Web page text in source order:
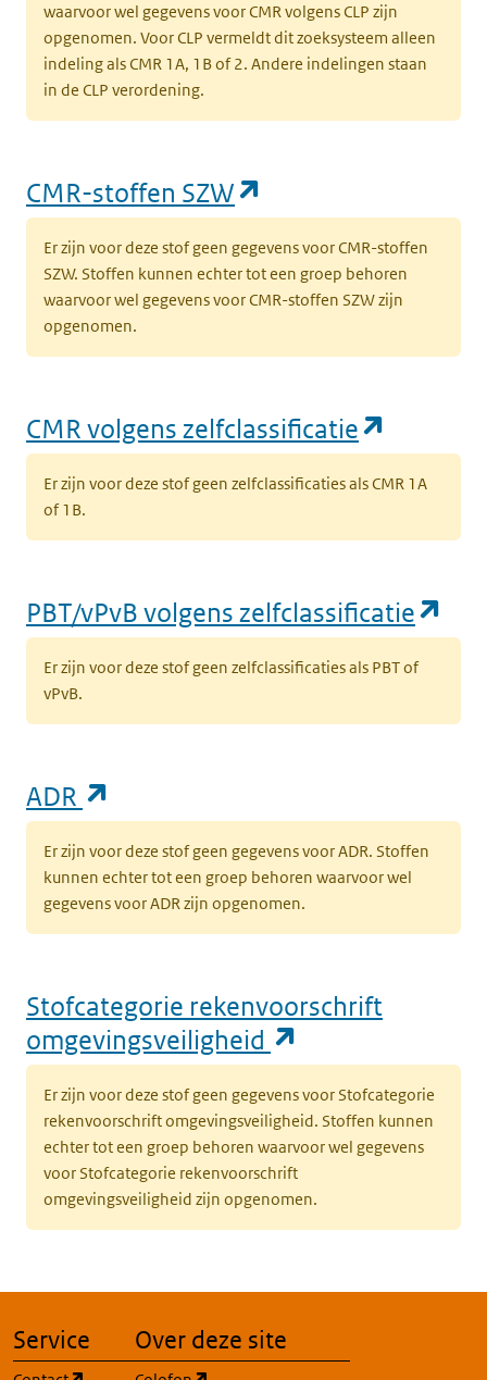
waarvoor wel gegevens voor CMR volgens CLP zijn
opgenomen. Voor CLP vermeldt dit zoeksysteem alleen
indeling als CMR 1A, 1B of 2. Andere indelingen staan
in de CLP verordening.
CMR-stoffen SZW
Er zijn voor deze stof geen gegevens voor CMR-stoffen
SZW. Stoffen kunnen echter tot een groep behoren
waarvoor wel gegevens voor CMR-stoffen SZW zijn
opgenomen.
CMR volgens zelfclassificatie
Er zijn voor deze stof geen zelfclassificaties als CMR 1A
of 1B.
PBT/vPvB volgens zelfclassificatie
Er zijn voor deze stof geen zelfclassificaties als PBT of
vPvB.
ADR
Er zijn voor deze stof geen gegevens voor ADR. Stoffen
kunnen echter tot een groep behoren waarvoor wel
gegevens voor ADR zijn opgenomen.
Stofcategorie rekenvoorschrift
omgevingsveiligheid
Er zijn voor deze stof geen gegevens voor Stofcategorie
rekenvoorschrift omgevingsveiligheid. Stoffen kunnen
echter tot een groep behoren waarvoor wel gegevens
voor Stofcategorie rekenvoorschrift
omgevingsveiligheid zijn opgenomen.
Service Over deze site